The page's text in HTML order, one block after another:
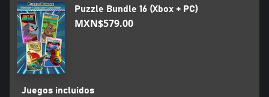
Puzzle Bundle 16 (Xbox + PC)
MXN$579.00
Juegos incluidos